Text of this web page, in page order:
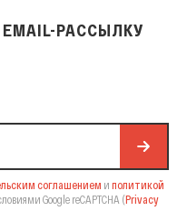
РАССЫЛКУ
соглашением и политикой
Google reCAPTCHA (Privacy